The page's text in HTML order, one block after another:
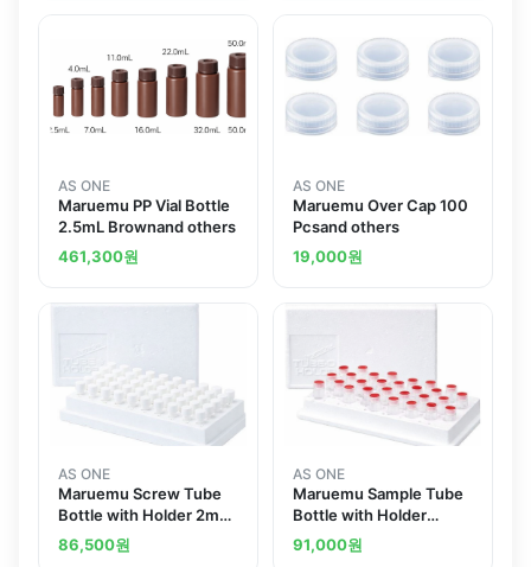
AS ONE
Maruemu PP Vial Bottle
2.5mL Brownand others
461,300원
AS ONE
Maruemu Over Cap 100
Pcsand others
19,000원
AS ONE
Maruemu Screw Tube
Bottle with Holder 2mL
50 Pcsand others
86,500원
AS ONE
Maruemu Sample Tube
Bottle with Holder
2.2mL 50 Pcsand others
91,000원